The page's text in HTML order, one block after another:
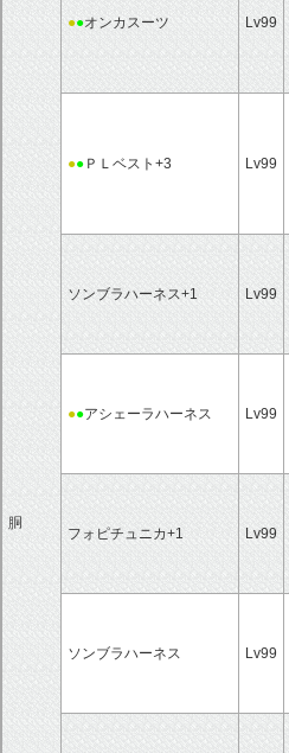
胴
●●オンカスーツ Lv99
●● ＰＬベスト+3 Lv99
ソンブラハーネス+1 Lv99
●●アシェーラハーネス Lv99
フォピチュニカ+1 Lv99
ソンブラハーネス Lv99